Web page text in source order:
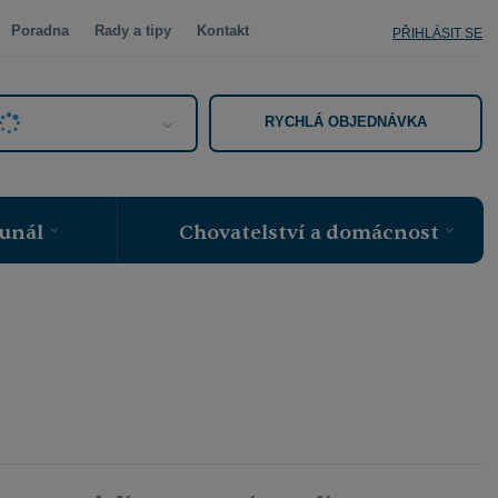
Poradna Rady a tipy Kontakt PŘIHLÁSIT SE
RYCHLÁ OBJEDNÁVKA
Chovatelství a domácnost